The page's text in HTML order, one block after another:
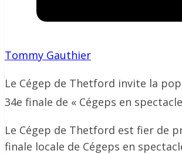
Tommy Gauthier
Le Cégep de Thetford invite la
34e finale de « Cégeps en
Le Cégep de Thetford est fier de
finale locale de Cégeps en